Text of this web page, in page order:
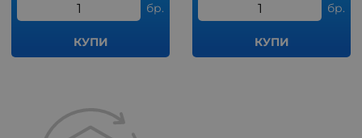
бр.
КУПИ
бр.
КУПИ